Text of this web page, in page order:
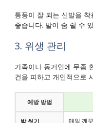
통풍이 잘 되는 신발을
좋습니다. 발이 숨 쉴 수
3. 위생 관리
가족이나 동거인에 무좀
건을 피하고 개인적으로
예방 방법
발 씻기 매일 깨